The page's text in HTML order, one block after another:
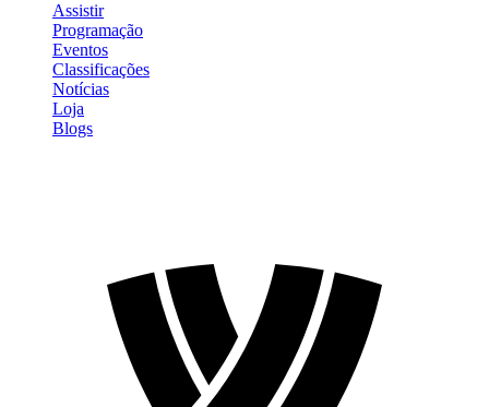
Assistir
Programação
Eventos
Classificações
Notícias
Loja
Blogs